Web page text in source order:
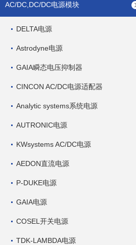
AC/DC,DC/DC电源模块
DELTA电源
Astrodyne电源
GAIA瞬态电压抑制器
CINCON AC/DC电源适配器
Analytic systems系统电源
AUTRONIC电源
KWsystems AC/DC电源
AEDON直流电源
P-DUKE电源
GAIA电源
COSEL开关电源
TDK-LAMBDA电源